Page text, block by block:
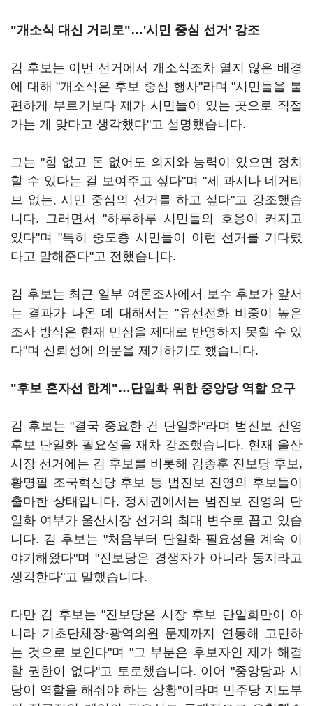
"개소식 대신 거리로"…'시민 중심 선거' 강조
김 후보는 이번 선거에서 개소식조차 열지 않은 배경
에 대해 "개소식은 후보 중심 행사"라며 "시민들을 불
편하게 부르기보다 제가 시민들이 있는 곳으로 직접
가는 게 맞다고 생각했다"고 설명했습니다.
그는 "힘 없고 돈 없어도 의지와 능력이 있으면 정치
할 수 있다는 걸 보여주고 싶다"며 "세 과시나 네거티
브 없는, 시민 중심의 선거를 하고 싶다"고 강조했습
니다. 그러면서 "하루하루 시민들의 호응이 커지고
있다"며 "특히 중도층 시민들이 이런 선거를 기다렸
다고 말해준다"고 전했습니다.
김 후보는 최근 일부 여론조사에서 보수 후보가 앞서
는 결과가 나온 데 대해서는 "유선전화 비중이 높은
조사 방식은 현재 민심을 제대로 반영하지 못할 수 있
다"며 신뢰성에 의문을 제기하기도 했습니다.
"후보 혼자선 한계"…단일화 위한 중앙당 역할 요구
김 후보는 "결국 중요한 건 단일화"라며 범진보 진영
후보 단일화 필요성을 재차 강조했습니다. 현재 울산
시장 선거에는 김 후보를 비롯해 김종훈 진보당 후보,
황명필 조국혁신당 후보 등 범진보 진영의 후보들이
출마한 상태입니다. 정치권에서는 범진보 진영의 단
일화 여부가 울산시장 선거의 최대 변수로 꼽고 있습
니다. 김 후보는 "처음부터 단일화 필요성을 계속 이
야기해왔다"며 "진보당은 경쟁자가 아니라 동지라고
생각한다"고 말했습니다.
다만 김 후보는 "진보당은 시장 후보 단일화만이 아
니라 기초단체장·광역의원 문제까지 연동해 고민하
는 것으로 보인다"며 "그 부분은 후보자인 제가 해결
할 권한이 없다"고 토로했습니다. 이어 "중앙당과 시
당이 역할을 해줘야 하는 상황"이라며 민주당 지도부